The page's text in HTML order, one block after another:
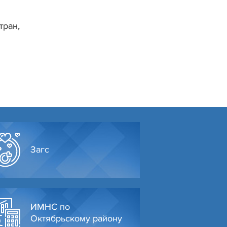
Загс
ИМНС по
Октябрьскому району